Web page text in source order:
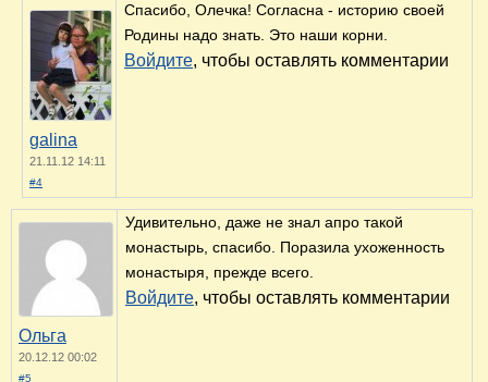
galina
21.11.12 14:11
#4
Спасибо, Олечка! Согласна - историю своей
Родины надо знать. Это наши корни.
Войдите, чтобы оставлять комментарии
Ольга
20.12.12 00:02
#5
Удивительно, даже не знал апро такой
монастырь, спасибо. Поразила ухоженность
монастыря, прежде всего.
Войдите, чтобы оставлять комментарии